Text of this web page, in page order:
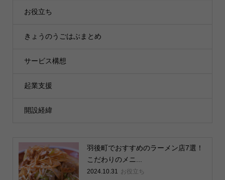
お役立ち
きょうのうごはぶまとめ
サービス構想
起業支援
開設経緯
羽後町でおすすめのラーメン店7選！
こだわりのメニ...
2024.10.31 お役立ち